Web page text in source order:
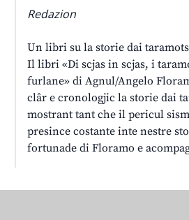
Redazion
Un libri su la storie dai
Il libri «Di scjas in scjas, i
furlane» di Agnul/Angelo
clâr e cronologjic la storie dai
mostrant tant che il pericul
presince costante inte nestre
fortunade di Floramo e